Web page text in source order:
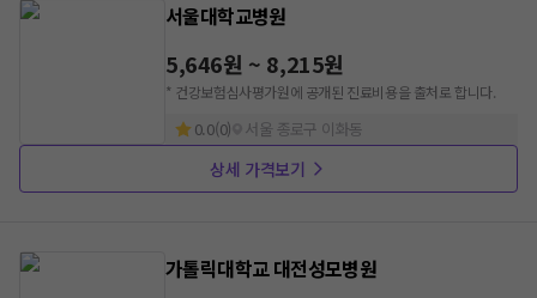
서울대학교병원
5,646원 ~ 8,215원
* 건강보험심사평가원에 공개된 진료비용을 출처로 합니다.
0.0(0) 서울 종로구 이화동
상세 가격보기
가톨릭대학교 대전성모병원